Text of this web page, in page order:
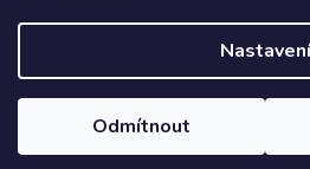
Nastavení
Odmítnout
Pivní Záchranka.
Na systémuShoptet s ❤️